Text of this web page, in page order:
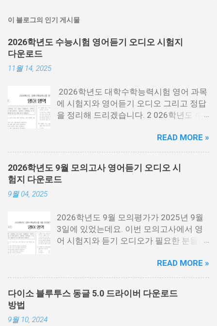
이 블로그의 인기 게시물
2026학년도 수능시험 영어듣기 오디오 시험지
다운로드
11월 14, 2025
2026학년도 대학수학능력시험 영어 과목
에 시험지와 영어듣기 오디오 그리고 정답
을 정리해 드리겠습니다. 2 026학년도 수
행한 시험 을 말하는데요. 2026년에 대학
에 들어가는 분들이 보는 시험입니다. 시험
지 필요한 분들은 아래 PDF파일을 다운로
드 받을 수 있습니다. 홀수랑 짝수가 나누
어져 있기 때문에 필요한 각각 필요한 분들
수] 수능 영어 짝수.pdf 수능 영어듣기 음성
수능 영어 정답지 수능 영어 정답지 수능
영어듣기 대본.pdf 영어듣기 대본.pdf 영어
시면 점3개를 눌르면 다운로드를 받을 수
있는 버튼이 나옵니다. 이걸 눌르시면 됩니
다. 수능 영어듣기.MP3 📌 2026학년도 수
능시험 원점수 등급컷 정리
READ MORE »
2026학년도 9월 모의고사 영어듣기 오디오 시
험지 다운로드
9월 04, 2025
2026학년도 9월 모의평가가 2025년 9월
3일에 있었는데요. 이번 모의고사에서 영
어 시험지와 듣기 오디오가 필요한 분들을
분들 모두 응원합니다. 이번 시험은 수능시
험전에 마지막 모의고사 시험으로 수능을
보는 분들에게 아주 중요한 시험입니다. 저
같은 경우에도 9월 시험은 수능때까지 여
READ MORE »
다이소 블루투스 동글 5.0 드라이버 다운로드
방법
9월 10, 2024